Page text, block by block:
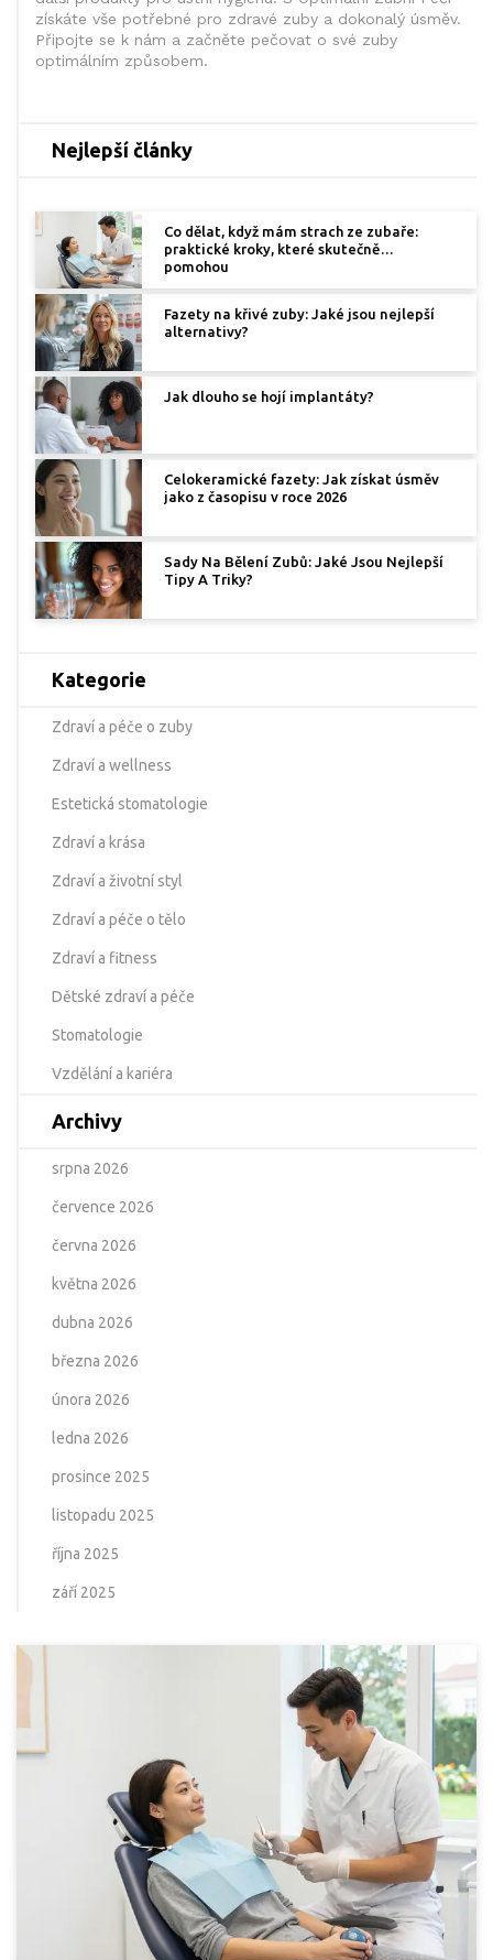
získáte vše potřebné pro zdravé zuby a dokonalý úsměv.
Připojte se k nám a začněte pečovat o své zuby
optimálním způsobem.
Nejlepší články
Co dělat, když mám strach ze zubaře:
praktické kroky, které skutečně
pomohou
Fazety na křivé zuby: Jaké jsou nejlepší
alternativy?
Jak dlouho se hojí implantáty?
Celokeramické fazety: Jak získat úsměv
jako z časopisu v roce 2026
Sady Na Bělení Zubů: Jaké Jsou Nejlepší
Tipy A Triky?
Kategorie
Zdraví a péče o zuby
Zdraví a wellness
Estetická stomatologie
Zdraví a krása
Zdraví a životní styl
Zdraví a péče o tělo
Zdraví a fitness
Dětské zdraví a péče
Stomatologie
Vzdělání a kariéra
Archivy
srpna 2026
července 2026
června 2026
května 2026
dubna 2026
března 2026
února 2026
ledna 2026
prosince 2025
listopadu 2025
října 2025
září 2025